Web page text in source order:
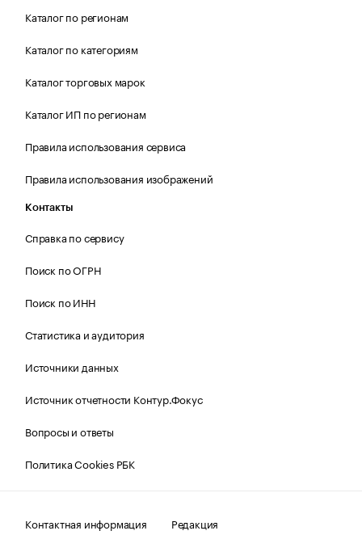
Каталог по регионам
Каталог по категориям
Каталог торговых марок
Каталог ИП по регионам
Правила использования сервиса
Правила использования изображений
Контакты
Справка по сервису
Поиск по ОГРН
Поиск по ИНН
Статистика и аудитория
Источники данных
Источник отчетности Контур.Фокус
Вопросы и ответы
Политика Cookies РБК
Контактная информация Редакция